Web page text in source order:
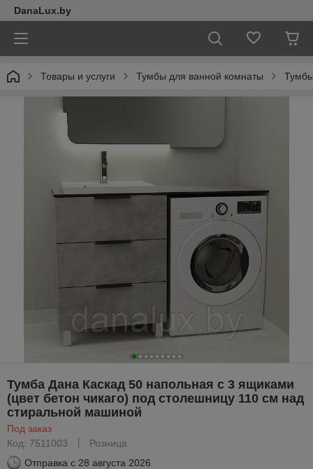
DanaLux.by
Товары и услуги Тумбы для ванной комнаты
Тумба Дана Каскад 50 напольная с 3 ящиками
(цвет бетон чикаго) под столешницу 110 см над
стиральной машиной
Под заказ
Код: 7511003
Розница
Отправка с 28 августа 2026